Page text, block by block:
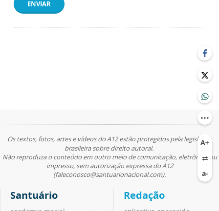
ENVIAR
Os textos, fotos, artes e vídeos do A12 estão protegidos pela legislação
brasileira sobre direito autoral.
Não reproduza o conteúdo em outro meio de comunicação, eletrônico ou
impresso, sem autorização expressa do A12
(faleconosco@santuarionacional.com).
Santuário Redação